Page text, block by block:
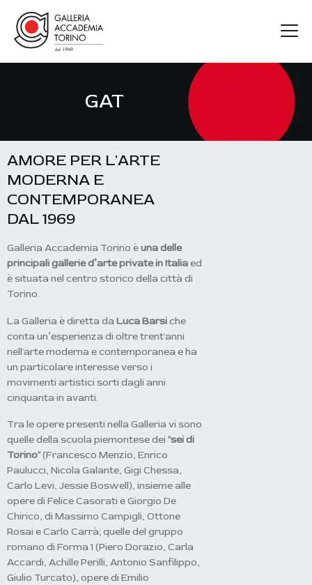
GAT
MOSTRE
FIERE
CONTATTI
AMORE PER L'ARTE
MODERNA E
CONTEMPORANEA
DAL 1969
Galleria Accademia Torino èuna delle
principali gallerie d’arte private in Italiaed
è situata nel centro storico della città di
Torino.
La Galleria è diretta da Luca Barsiche
conta un’esperienza di oltre trent'anni
nell'arte moderna e contemporanea e ha
un particolare interesse verso i
movimenti artistici sorti dagli anni
cinquanta in avanti.
Tra le opere presenti nella Galleria vi sono
quelle della scuola piemontese dei "sei di
Torino"(Francesco Menzio, Enrico
Paulucci, Nicola Galante, Gigi Chessa,
Carlo Levi, Jessie Boswell), insieme alle
opere di Felice Casorati e Giorgio De
Chirico, di Massimo Campigli, Ottone
Rosai e Carlo Carrà; quelle del gruppo
romano di Forma 1 (Piero Dorazio, Carla
Accardi, Achille Perilli, Antonio Sanfilippo,
Giulio Turcato), opere di Emilio